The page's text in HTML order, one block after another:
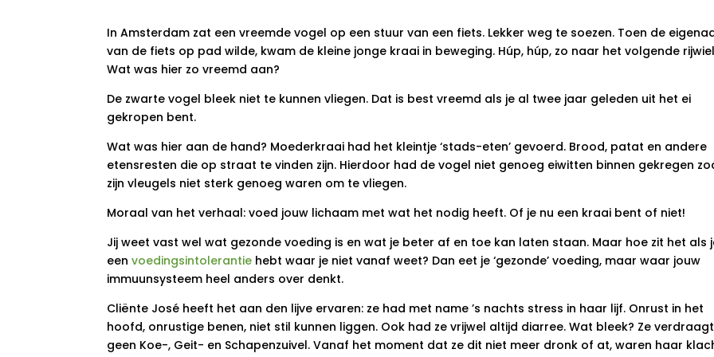
In Amsterdam zat een vreemde vogel op een stuur van een fiets. Lekker weg te soezen. Toen de
van de fiets op pad wilde, kwam de kleine jonge kraai in beweging. Húp, húp, zo naar het volgende
Wat was hier zo vreemd aan?
De zwarte vogel bleek niet te kunnen vliegen. Dat is best vreemd als je al twee jaar geleden uit het ei
gekropen bent.
Wat was hier aan de hand? Moederkraai had het kleintje ‘stads-eten’ gevoerd. Brood, patat en andere
etensresten die op straat te vinden zijn. Hierdoor had de vogel niet genoeg eiwitten binnen gekregen
zijn vleugels niet sterk genoeg waren om te vliegen.
Moraal van het verhaal: voed jouw lichaam met wat het nodig heeft. Of je nu een kraai bent of niet!
Jij weet vast wel wat gezonde voeding is en wat je beter af en toe kan laten staan. Maar hoe zit het als
eenvoedingsintolerantie hebt waar je niet vanaf weet? Dan eet je ‘gezonde’ voeding, maar waar jouw
immuunsysteem heel anders over denkt.
Cliënte José heeft het aan den lijve ervaren: ze had met name ’s nachts stress in haar lijf. Onrust in het
hoofd, onrustige benen, niet stil kunnen liggen. Ook had ze vrijwel altijd diarree. Wat bleek? Ze verdraagt
geen Koe-, Geit- en Schapenzuivel. Vanaf het moment dat ze dit niet meer dronk of at, waren haar